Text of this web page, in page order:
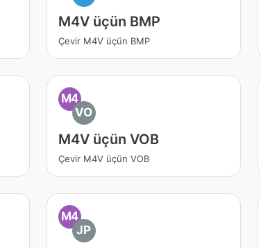
M4V üçün BMP
Çevir M4V üçün BMP
M4
VO
M4V üçün VOB
Çevir M4V üçün VOB
M4
JP